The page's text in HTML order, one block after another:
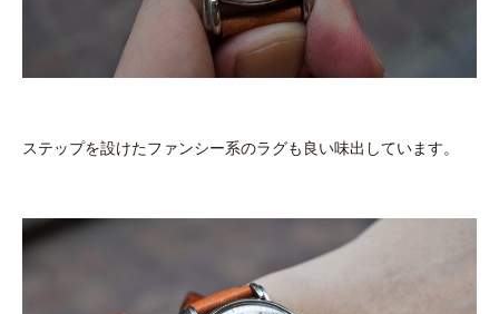
ステップを設けたファンシー系のラグも良い味出しています。